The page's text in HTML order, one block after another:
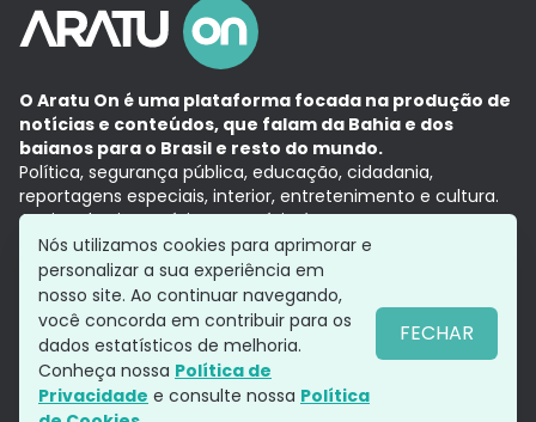
O Aratu On é uma plataforma focada na produção de
notícias e conteúdos, que falam da Bahia e dos
baianos para o Brasil e resto do mundo.
Política, segurança pública, educação, cidadania,
reportagens especiais, interior, entretenimento e cultura.
Aqui, tudo vira notícia e a notícia é no tempo presente,
com a credibilidade do Grupo Aratu.
Grupo Aratu
Política de privacidade
Siga-nos
Nós utilizamos cookies para aprimorar e
personalizar a sua experiência em
nosso site. Ao continuar navegando,
você concorda em contribuir para os
dados estatísticos de melhoria.
Conheça nossa Política de
Privacidade e consulte nossa Política
FECHAR